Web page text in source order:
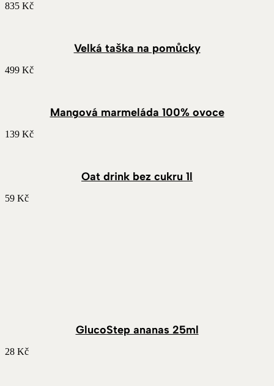
835 Kč
Velká taška na pomůcky
499 Kč
Mangová marmeláda 100% ovoce
139 Kč
Oat drink bez cukru 1l
59 Kč
GlucoStep ananas 25ml
28 Kč